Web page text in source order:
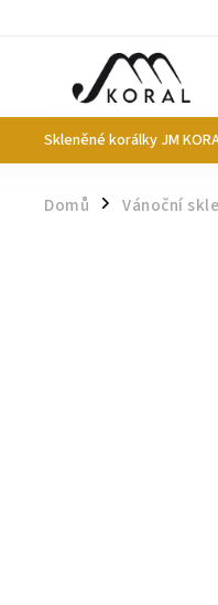
Skleněné korálky JM
Domů / Vánoční